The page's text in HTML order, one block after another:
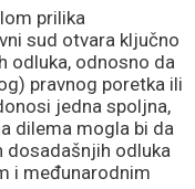
prilika
sud otvara ključno
odluka, odnosno da
pravnog poretka ili
jedna spoljna,
dilema mogla bi da
dosadašnjih odluka
i međunarodnim